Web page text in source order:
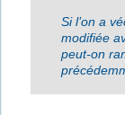
Si l’on a
modifiée
peut-on